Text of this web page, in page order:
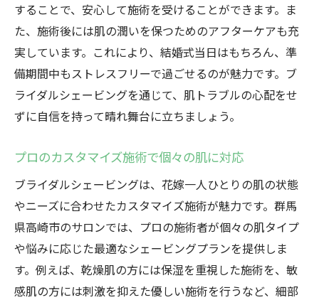
することで、安心して施術を受けることができます。ま
た、施術後には肌の潤いを保つためのアフターケアも充
実しています。これにより、結婚式当日はもちろん、準
備期間中もストレスフリーで過ごせるのが魅力です。ブ
ライダルシェービングを通じて、肌トラブルの心配をせ
ずに自信を持って晴れ舞台に立ちましょう。
プロのカスタマイズ施術で個々の肌に対応
ブライダルシェービングは、花嫁一人ひとりの肌の状態
やニーズに合わせたカスタマイズ施術が魅力です。群馬
県高崎市のサロンでは、プロの施術者が個々の肌タイプ
や悩みに応じた最適なシェービングプランを提供しま
す。例えば、乾燥肌の方には保湿を重視した施術を、敏
感肌の方には刺激を抑えた優しい施術を行うなど、細部